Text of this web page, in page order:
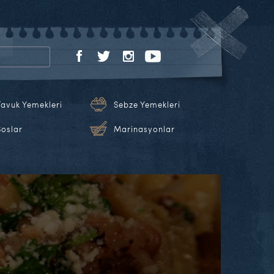
Yemekleri Sebze Yemekleri
Marinasyonlar